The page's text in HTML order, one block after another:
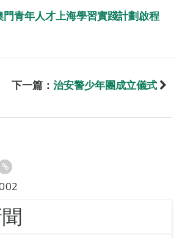
門青年人才上海學習實踐計劃啟程
下一篇： 治安警少年團成立儀式